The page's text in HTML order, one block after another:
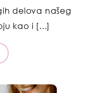
delova našeg
kao i [...]